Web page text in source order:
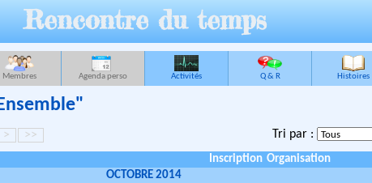
Rencontre du temps
Membres Agenda perso Activités Q & R Histoires
Tri par :
> >>
Inscription Organisation
OCTOBRE 2014